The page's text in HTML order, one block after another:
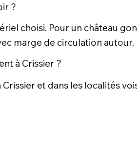
?
choisi. Pour un château
marge de circulation autour.
à Crissier ?
et dans les localités